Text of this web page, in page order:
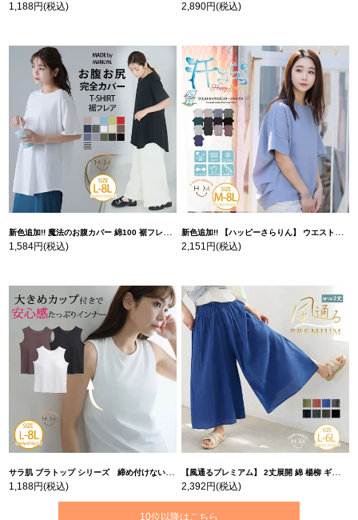
1,188円(税込) 2,890円(税込)
新色追加!! 魔法のお腹カバー 綿100 裾フレア Tシャツ | 大きいサイズの通販ならハッピーマリリン
1,584円(税込)
新色追加!! 【ハッピーさらりん】 ウエストタック入り スッキリ魅せ コクーントップス | 大きいサイズの通販ならハッピーマリリン
2,151円(税込)
サラ肌 ブラトップ シリーズ 締め付けない リブ タンクトップ | 大きいサイズの通販ならハッピーマリリン
1,188円(税込)
【風通るプレミアム】 2丈展開 綿 楊柳 ギャザー フレア スカンツ 【ウェストゴム】 | 大きいサイズの通販ならハッピーマリリン
2,392円(税込)
10位以降はこちら